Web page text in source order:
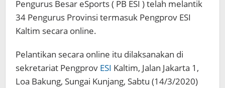
Pengurus Besar eSports ( PB ESI ) telah melantik
34 Pengurus Provinsi termasuk Pengprov ESI
Kaltim secara online.
Pelantikan secara online itu dilaksanakan di
sekretariat Pengprov ESI Kaltim, Jalan Jakarta 1,
Loa Bakung, Sungai Kunjang, Sabtu (14/3/2020)